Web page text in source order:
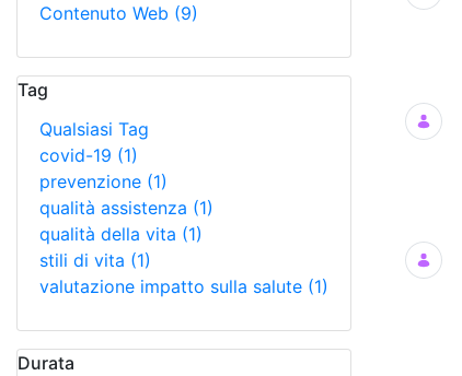
Contenuto Web (9)
Tag
Qualsiasi Tag
covid-19 (1)
prevenzione (1)
qualità assistenza (1)
qualità della vita (1)
stili di vita (1)
valutazione impatto sulla salute (1)
Durata